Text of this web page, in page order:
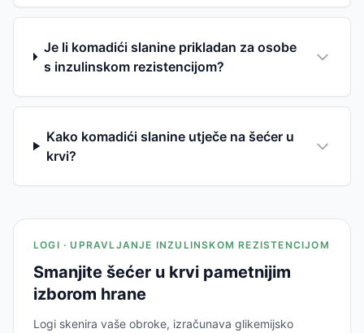
Je li komadići slanine prikladan za osobe
s inzulinskom rezistencijom?
Kako komadići slanine utječe na šećer u
krvi?
LOGI · UPRAVLJANJE INZULINSKOM REZISTENCIJOM
Smanjite šećer u krvi pametnijim
izborom hrane
Logi skenira vaše obroke, izračunava glikemijsko